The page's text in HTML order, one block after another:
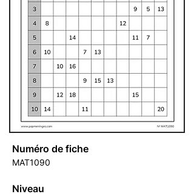
Numéro de fiche
MAT1090
Niveau